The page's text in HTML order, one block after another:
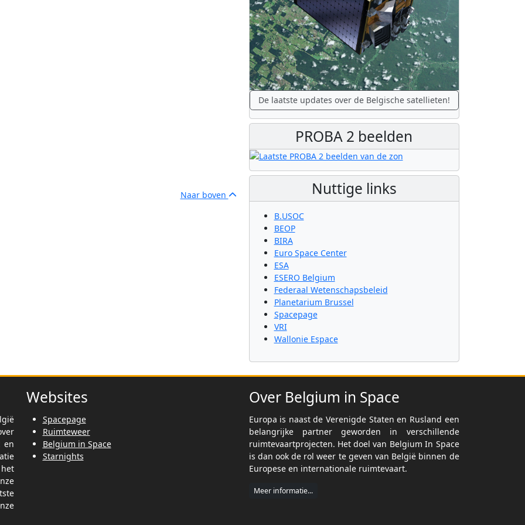
Naar boven
De laatste updates over de Belgische satellieten!
PROBA 2 beelden
Nuttige links
B.USOC
BEOP
BIRA
Euro Space Center
ESA
ESERO Belgium
Federaal Wetenschapsbeleid
Planetarium Brussel
Spacepage
VRI
Wallonie Espace
en
Websites
Spacepage
Ruimteweer
Belgium in Space
Starnights
Over Belgium in Space
Europa is naast de Verenigde Staten en Rusland een
belangrijke partner geworden in verschillende
ruimtevaartprojecten. Het doel van Belgium In Space
is dan ook de rol weer te geven van België binnen de
Europese en internationale ruimtevaart.
Meer informatie...